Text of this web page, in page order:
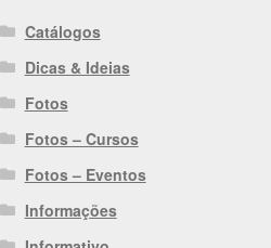
Catálogos
Dicas & Ideias
Fotos
Fotos – Cursos
Fotos – Eventos
Informações